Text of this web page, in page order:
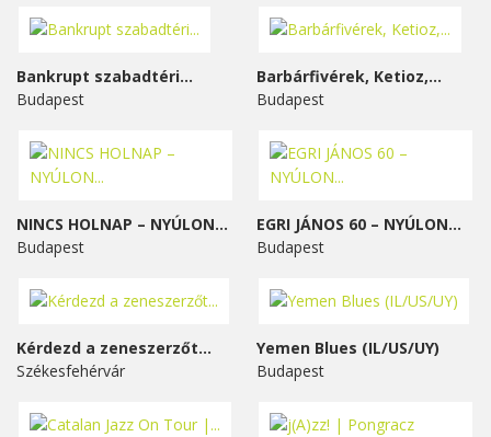
Bankrupt szabadtéri...
Budapest
Barbárfivérek, Ketioz,...
Budapest
NINCS HOLNAP – NYÚLON...
Budapest
EGRI JÁNOS 60 – NYÚLON...
Budapest
Kérdezd a zeneszerzőt...
Székesfehérvár
Yemen Blues (IL/US/UY)
Budapest